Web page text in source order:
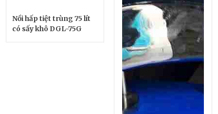
Nồi hấp tiệt trùng 75 lít
có sấy khô DGL-75G